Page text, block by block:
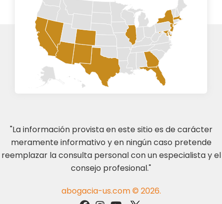
"La información provista en este sitio es de carácter
meramente informativo y en ningún caso pretende
reemplazar la consulta personal con un especialista y el
consejo profesional."
abogacia-us.com © 2026.